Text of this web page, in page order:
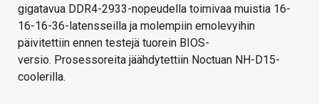
gigatavua DDR4-2933-nopeudella toimivaa muistia 16-
16-16-36-latensseilla ja molempiin emolevyihin
päivitettiin ennen testejä tuorein BIOS-
versio. Prosessoreita jäähdytettiin Noctuan NH-D15-
coolerilla.